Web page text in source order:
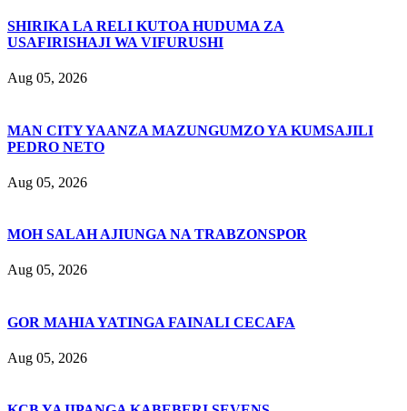
SHIRIKA LA RELI KUTOA HUDUMA ZA
USAFIRISHAJI WA VIFURUSHI
Aug 05, 2026
MAN CITY YAANZA MAZUNGUMZO YA KUMSAJILI
PEDRO NETO
Aug 05, 2026
MOH SALAH AJIUNGA NA TRABZONSPOR
Aug 05, 2026
GOR MAHIA YATINGA FAINALI CECAFA
Aug 05, 2026